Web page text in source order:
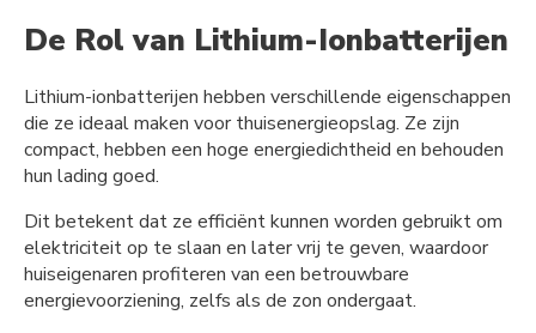
De Rol van Lithium-Ionbatterijen
Lithium-ionbatterijen hebben verschillende eigenschappen
die ze ideaal maken voor thuisenergieopslag. Ze zijn
compact, hebben een hoge energiedichtheid en behouden
hun lading goed.
Dit betekent dat ze efficiënt kunnen worden gebruikt om
elektriciteit op te slaan en later vrij te geven, waardoor
huiseigenaren profiteren van een betrouwbare
energievoorziening, zelfs als de zon ondergaat.